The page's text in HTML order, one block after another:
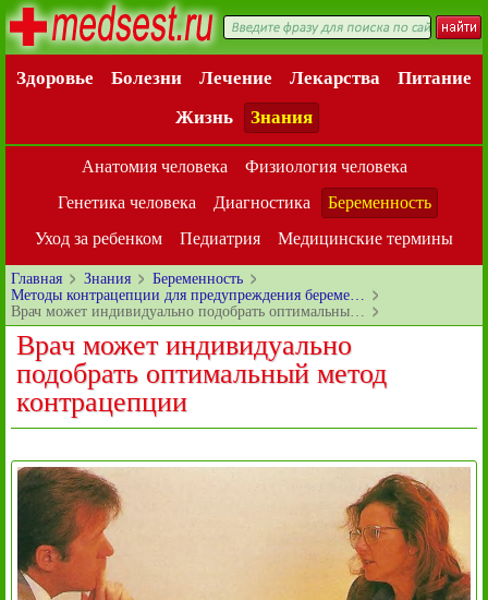
Здоровье Болезни Лечение Лекарства
Питание
Жизнь
Знания
Анатомия человека
Физиология человека
Генетика человека
Диагностика
Беременность
Уход за ребенком
Педиатрия Медицинские термины
Главная Знания
Беременность
Методы контрацепции для предупреждения береме…
Врач может индивидуально подобрать оптимальны…
Врач может индивидуально
подобрать оптимальный метод
контрацепции